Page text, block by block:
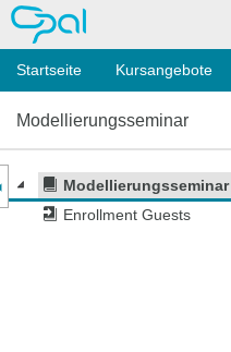
OPAL
Startseite Kursangebote
Modellierungsseminar
Modellierungsseminar
Enrollment Guests
des Kursmenüs